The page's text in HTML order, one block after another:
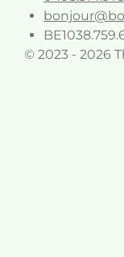
© 2023 - 2026